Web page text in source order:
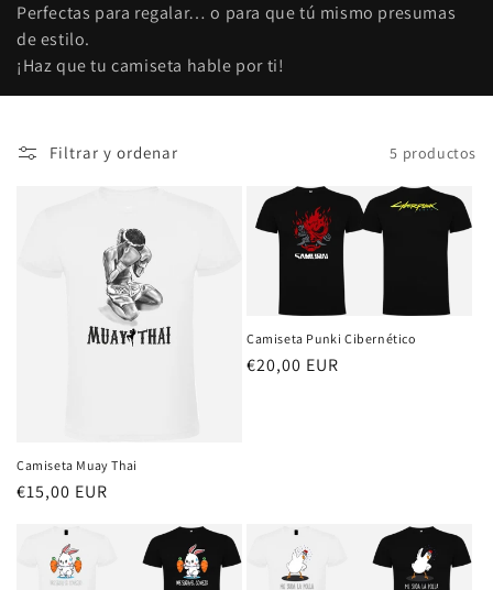
Perfectas para regalar… o para que tú mismo presumas
de estilo.
¡Haz que tu camiseta hable por ti!
Filtrar y ordenar 5 productos
Camiseta Muay Thai
Precio
€15,00 EUR
Camiseta Punki Cibernético
Precio
€20,00 EUR